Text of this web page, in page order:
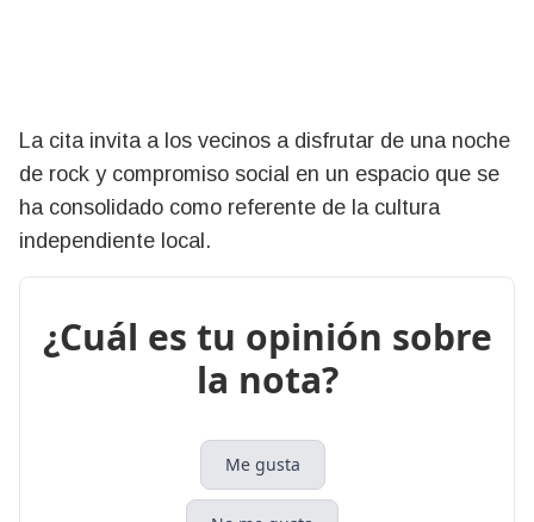
La cita invita a los vecinos a disfrutar de una noche
de rock y compromiso social en un espacio que se
ha consolidado como referente de la cultura
independiente local.
¿Cuál es tu opinión sobre
la nota?
Me gusta